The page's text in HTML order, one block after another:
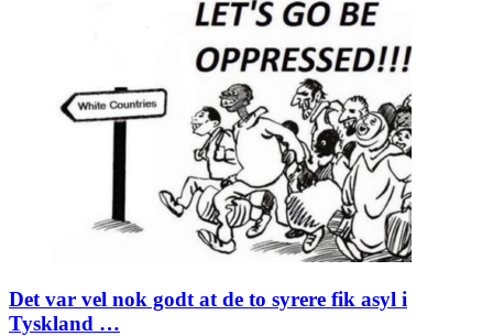
Det var vel nok godt at de to syrere fik asyl i
Tyskland …